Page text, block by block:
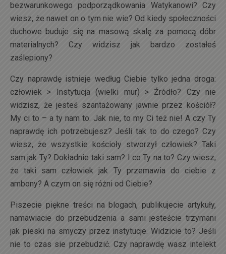
bezwarunkowego podporządkowania Watykanowi? Czy
wiesz, że nawet on o tym nie wie? Od kiedy społeczności
duchowe buduje się na masową skalę za pomocą dóbr
materialnych? Czy widzisz jak bardzo zostałeś
zaślepiony?
Czy naprawdę istnieje według Ciebie tylko jedna droga:
człowiek > Instytucja (wielki mur) > Źródło? Czy nie
widzisz, że jesteś szantażowany jawnie przez kościół?
My ci to – a ty nam to. Jak nie, to my Ci też nie! A czy Ty
naprawdę ich potrzebujesz? Jeśli tak to do czego? Czy
wiesz, że wszystkie kościoły stworzył człowiek? Taki
sam jak Ty? Dokładnie taki sam? I co Ty na to? Czy wiesz,
że taki sam człowiek jak Ty przemawia do ciebie z
ambony? A czym on się różni od Ciebie?
Piszecie piękne treści na blogach, publikujecie artykuły,
namawiacie do przebudzenia a sami jesteście trzymani
jak pieski na smyczy przez instytucje. Widzicie to? Jeśli
nie to czas sie przebudzić. Czy naprawdę wasz intelekt